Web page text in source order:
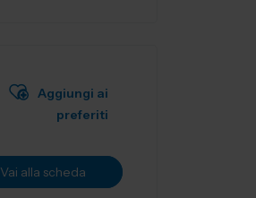
Aggiungi ai
preferiti
Vai alla scheda